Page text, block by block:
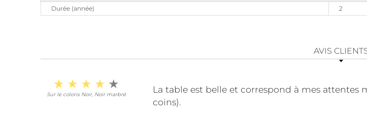
Durée (année)
2
AVIS
Sur le coloris Noir, Noir marbré
La table est belle et correspond à mes attentes
coins).